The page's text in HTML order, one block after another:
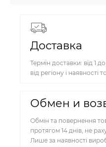
Доставка
Термін доставки: від 1
від регіону і наявності
Обмен и
Обмін та повернення
протягом 14 днів, не
Лише за наявності